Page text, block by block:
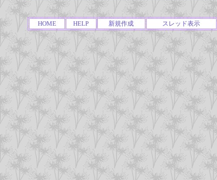
HOME HELP 新規作成 スレッド表示